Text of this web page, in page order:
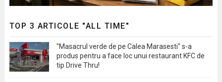
TOP 3 ARTICOLE "ALL TIME"
"Masacrul verde de pe Calea Marasesti" s-a
produs pentru a face loc unui restaurant KFC de
tip Drive Thru!